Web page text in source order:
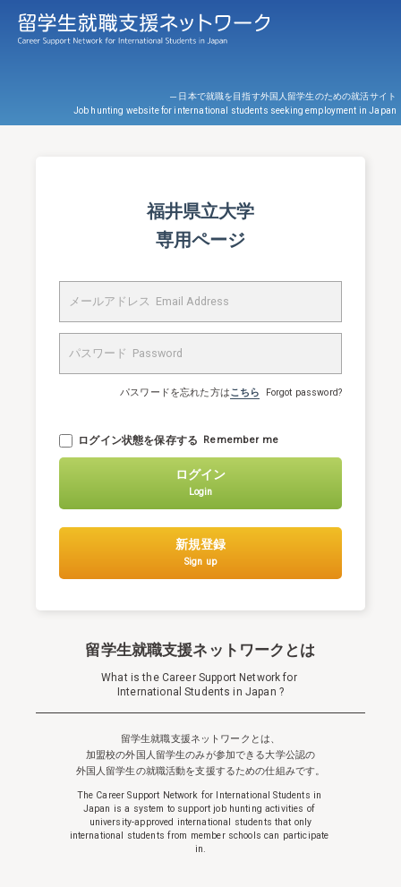
─ 日本で就職を目指す外国人留学生のための就活サイト
Job hunting website for international students seeking employment in Japan
福井県立大学
専用ページ
パスワードを忘れた方はこちら Forgot password?
ログイン状態を保存する Remember me
ログイン
Login
新規登録
Sign up
留学生就職支援ネットワークとは
What is the Career Support Network for
International Students in Japan ?
留学生就職支援ネットワークとは、
加盟校の外国人留学生のみが参加できる大学公認の
外国人留学生の就職活動を支援するための仕組みです。
The Career Support Network for International Students in
Japan is a system to supportjob hunting activities of
university-approved international students that only
international students from member schools can participate
in.